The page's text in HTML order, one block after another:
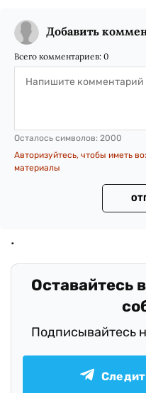
Добавить
Всего комментариев: 0
Осталось символов: 2000
Авторизуйтесь, чтобы иметь
материалы
Оставайтесь
Подписывайтесь